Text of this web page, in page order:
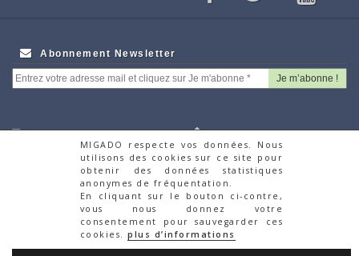
MIGADO respecte vos données. Nous
utilisons des cookies sur ce site pour
obtenir des données statistiques
anonymes de fréquentation.
En cliquant sur le bouton ci-contre,
vous nous donnez votre
consentement pour sauvegarder ces
cookies.plus d’informations
Abonnement Newsletter
Partenaires
Autres Associations
Recrutement
Faire un don via la
plateforme HelloAsso
© Migado 2018